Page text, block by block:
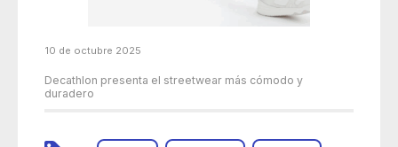
10 de octubre 2025
Decathlon presenta el streetwear más cómodo y
duradero